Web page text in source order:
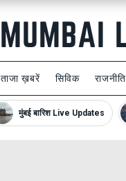
ताजा ख़बरें सिविक राजनीति
मुंबई बारिश Live Updates